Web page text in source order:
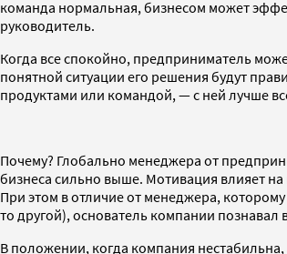
команда нормальная, бизнесом может
руководитель.
Когда все спокойно, предприниматель
понятной ситуации его решения будут
продуктами или командой, — с ней лучше
Почему? Глобально менеджера от
бизнеса сильно выше. Мотивация влияет
При этом в отличие от менеджера,
то другой), основатель компании познавал
В положении, когда компания